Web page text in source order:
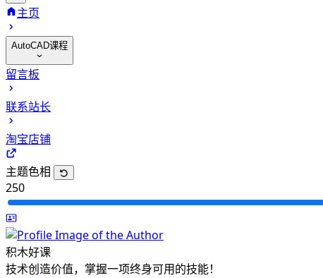
主页
AutoCAD课程
CAD二维基础课程
CAD三维建模课程
CAD高级渲染课程
CAD机械四级考试
留言板
联系站长
淘宝店铺
主题色相
250
积木好课
技术创造价值，掌握一项终身可用的技能！